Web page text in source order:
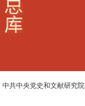
中共中央党史和文献研究院